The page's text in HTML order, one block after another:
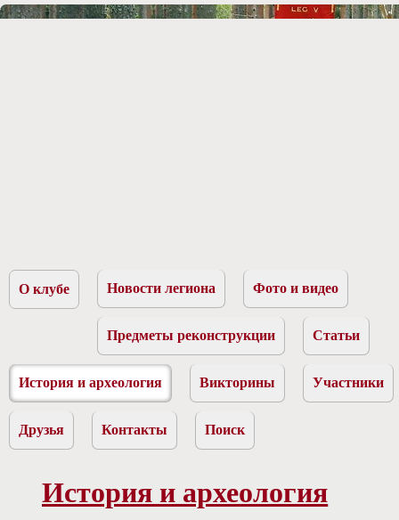
О клубе Новости легиона Фото и видео
Предметы реконструкции Статьи
История и археология Викторины Участники
Друзья Контакты Поиск
История и археология